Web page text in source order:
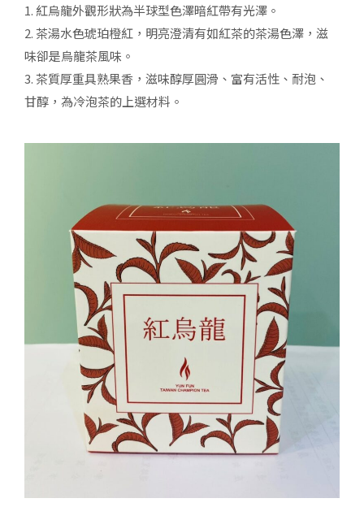
1. 紅烏龍外觀形狀為半球型色澤暗紅帶有光澤。
2. 茶湯水色琥珀橙紅，明亮澄清有如紅茶的茶湯色澤，滋
味卻是烏龍茶風味。
3. 茶質厚重具熟果香，滋味醇厚圓滑、富有活性、耐泡、
甘醇，為冷泡茶的上選材料。